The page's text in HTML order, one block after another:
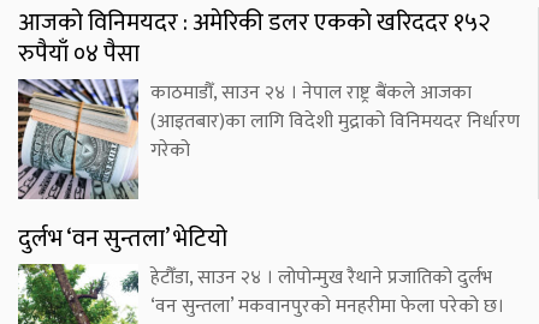
आजको विनिमयदर : अमेरिकी डलर एकको खरिददर १५२
रुपैयाँ ०४ पैसा
काठमाडौँ, साउन २४ । नेपाल राष्ट्र बैंकले आजका
(आइतबार)का लागि विदेशी मुद्राको विनिमयदर निर्धारण
गरेको
दुर्लभ ‘वन सुन्तला’ भेटियो
हेटौँडा, साउन २४ । लोपोन्मुख रैथाने प्रजातिको दुर्लभ
‘वन सुन्तला’ मकवानपुरको मनहरीमा फेला परेको छ।